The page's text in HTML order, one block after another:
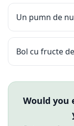
Un pumn de
Bol cu fructe
Would you